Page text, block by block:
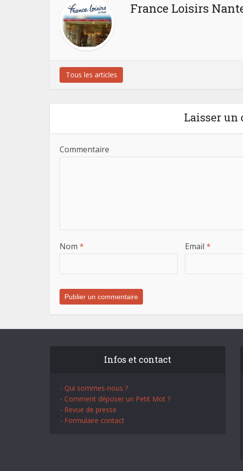
France Loisirs
Tous les articles
Laisser un
Commentaire
Nom * Email *
Infos et contact
- Qui sommes-nous ?
- Comment déposer un Petit Mot ?
- Revue de presse
- Formulaire contact